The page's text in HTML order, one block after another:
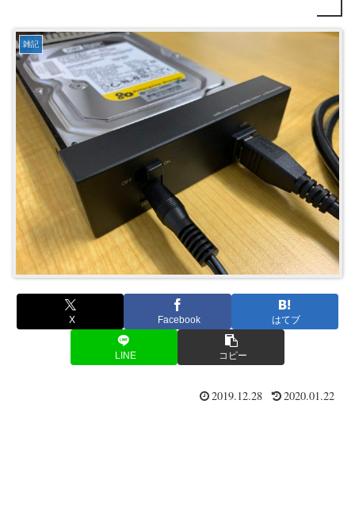
雑記
X Facebook はてブ
LINE コピー
2019.12.28 2020.01.22